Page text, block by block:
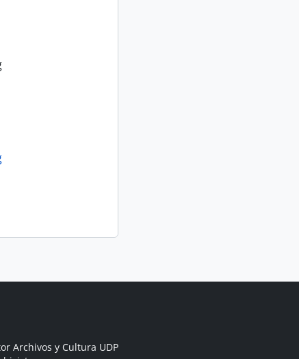
Archivos y Cultura UDP